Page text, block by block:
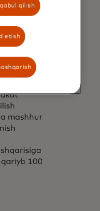
kabi
keng
Xitoy
orqali
mashhur
100
qilish
etish